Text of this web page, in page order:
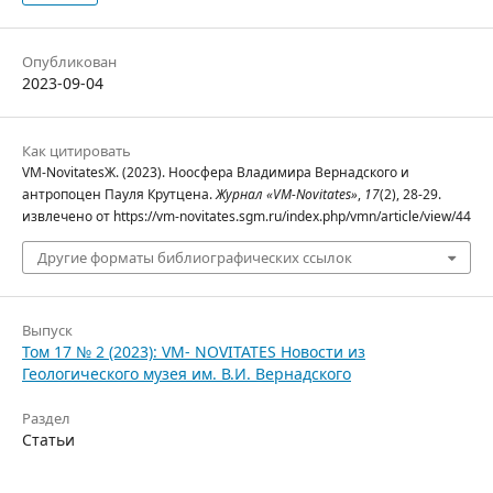
Опубликован
2023-09-04
Как цитировать
VM-NovitatesЖ. (2023). Ноосфера Владимира Вернадского и
антропоцен Пауля Крутцена.Журнал «VM-Novitates», 17(2), 28-29.
извлечено от https://vm-novitates.sgm.ru/index.php/vmn/article/view/44
Другие форматы библиографических ссылок
Выпуск
Том 17 № 2 (2023): VM- NOVITATES Новости из
Геологического музея им. В.И. Вернадского
Раздел
Статьи